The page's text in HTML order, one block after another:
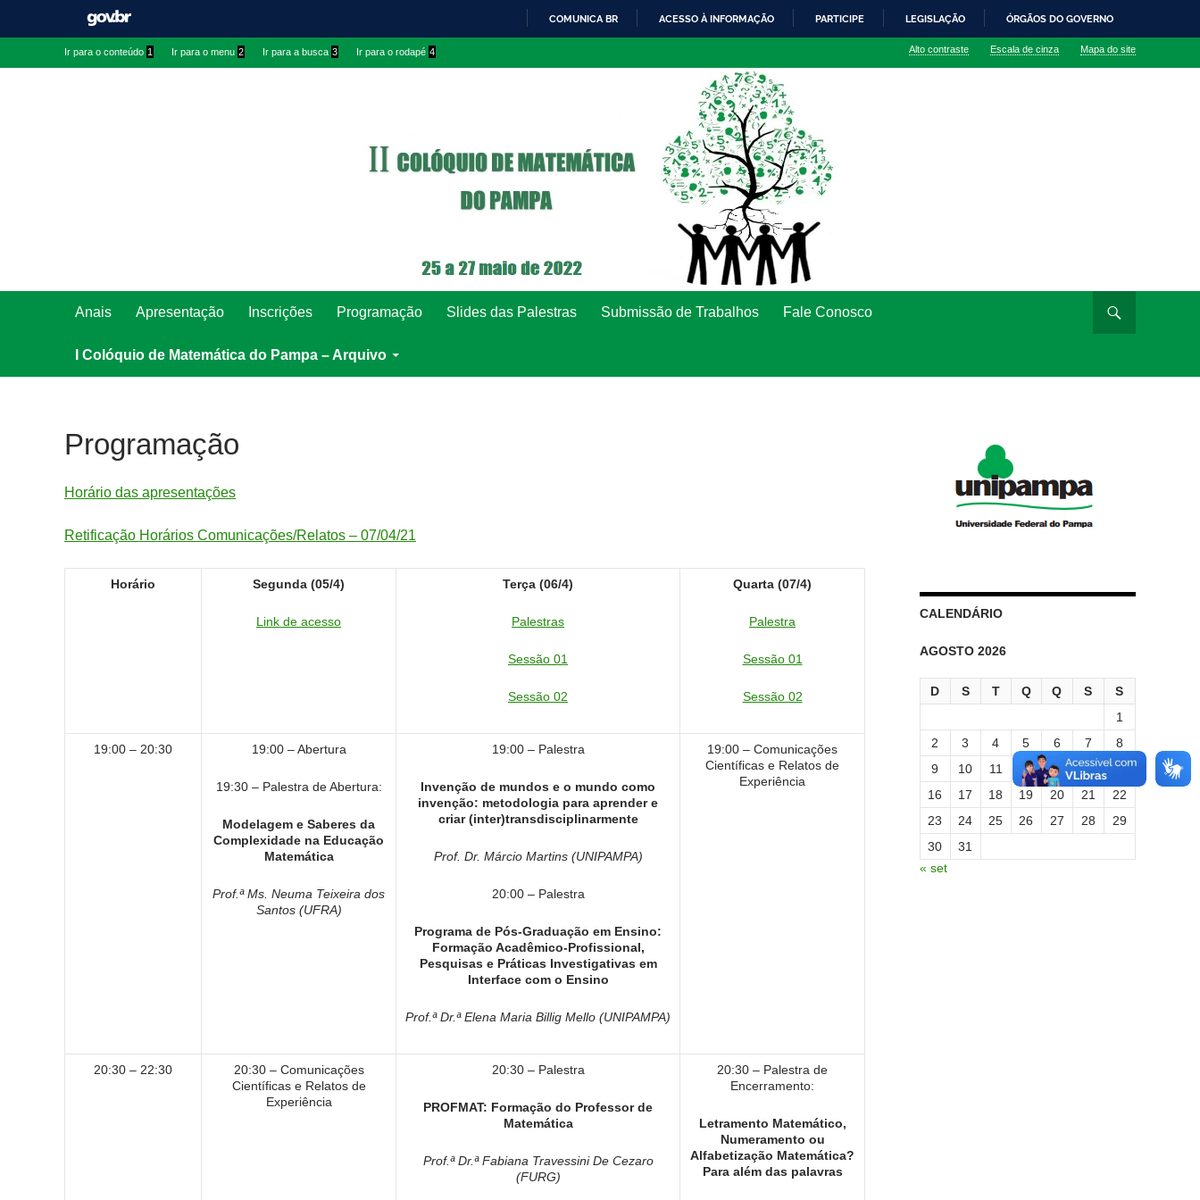
O
COMUNICA BR ACESSO À INFORMAÇÃO PARTICIPE LEGISLAÇÃO ÓRGÃOS DO GOVERNO
para
para
Ir para o conteúdo 1 Ir para o menu 2 Ir para a busca 3 Ir para o rodapé 4 Alto contraste Escala de cinza Mapa do site
Anais Apresentação Inscrições Programação Slides das Palestras Submissão de Trabalhos Fale Conosco
I Colóquio de Matemática do Pampa – Arquivo
Programação
Horário das apresentações
Retificação Horários Comunicações/Relatos – 07/04/21
Horário Segunda (05/4)
Link de acesso
Terça (06/4)
Palestras
Sessão 01
Sessão 02
Quarta (07/4)
Palestra
Sessão 01
Sessão 02
19:00 – 20:30 19:00 – Abertura
19:30 – Palestra de Abertura:
Modelagem e Saberes da
Complexidade na Educação
Matemática
Prof.ª Ms. Neuma Teixeira dos
Santos (UFRA)
19:00 – Palestra
Invenção de mundos e o mundo como
invenção: metodologia para aprender e
criar (inter)transdisciplinarmente
Prof. Dr. Márcio Martins (UNIPAMPA)
20:00 – Palestra
Programa de Pós-Graduação em Ensino:
Formação Acadêmico-Profissional,
Pesquisas e Práticas Investigativas em
Interface com o Ensino
Prof.ª Dr.ª Elena Maria Billig Mello (UNIPAMPA)
19:00 – Comunicações
Científicas e Relatos de
Experiência
20:30 – 22:30
20:30 – Comunicações
Científicas e Relatos de
Experiência
20:30 – Palestra
PROFMAT: Formação do Professor de
Matemática
Prof.ª Dr.ª Fabiana Travessini De Cezaro
(FURG)
20:30 – Palestra de
Encerramento:
Letramento Matemático,
Numeramento ou
Alfabetização Matemática?
Para além das palavras
CALENDÁRIO
AGOSTO 2026
D S T Q Q S
S
1
2
3 4 5 6 7
8
9
10 11 12 13 14
15
16
17 18 19 20 21
22
23
24 25 26 27 28
29
30
31
« set